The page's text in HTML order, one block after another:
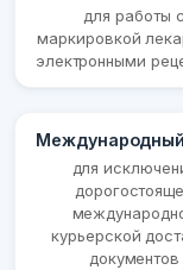
для работы с
маркировкой
электронными
для
курьерской
документов